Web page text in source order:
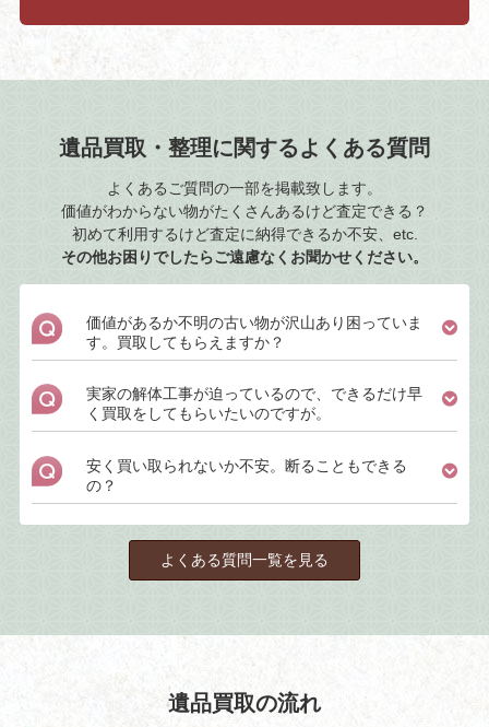
遺品買取・整理に関するよくある質問
よくあるご質問の一部を掲載致します。
価値がわからない物がたくさんあるけど査定できる？
初めて利用するけど査定に納得できるか不安、etc.
その他お困りでしたらご遠慮なくお聞かせください。
価値があるか不明の古い物が沢山あり困っていま
す。買取してもらえますか？
実家の解体工事が迫っているので、できるだけ早
く買取をしてもらいたいのですが。
安く買い取られないか不安。断ることもできる
の？
よくある質問一覧を見る
遺品買取の流れ